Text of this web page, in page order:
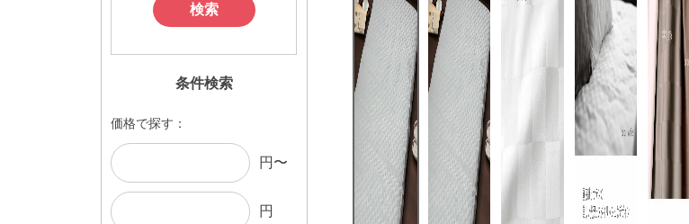
検索
条件検索
価格で探す：
円〜
円